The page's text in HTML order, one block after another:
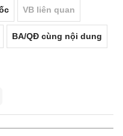
VB liên quan
BA/QĐ cùng nội dung